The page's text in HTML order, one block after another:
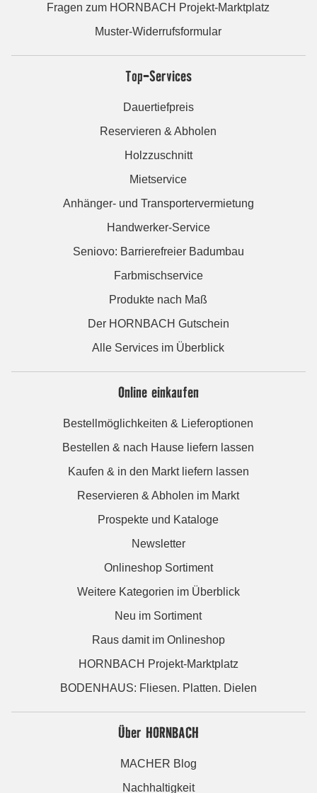
Fragen zum HORNBACH Projekt-Marktplatz
Muster-Widerrufsformular
Top-Services
Dauertiefpreis
Reservieren & Abholen
Holzzuschnitt
Mietservice
Anhänger- und Transportervermietung
Handwerker-Service
Seniovo: Barrierefreier Badumbau
Farbmischservice
Produkte nach Maß
Der HORNBACH Gutschein
Alle Services im Überblick
Online einkaufen
Bestellmöglichkeiten & Lieferoptionen
Bestellen & nach Hause liefern lassen
Kaufen & in den Markt liefern lassen
Reservieren & Abholen im Markt
Prospekte und Kataloge
Newsletter
Onlineshop Sortiment
Weitere Kategorien im Überblick
Neu im Sortiment
Raus damit im Onlineshop
HORNBACH Projekt-Marktplatz
BODENHAUS: Fliesen. Platten. Dielen
Über HORNBACH
MACHER Blog
Nachhaltigkeit